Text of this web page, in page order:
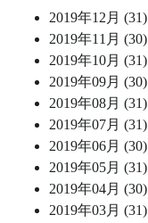
2019年12月 (31)
2019年11月 (30)
2019年10月 (31)
2019年09月 (30)
2019年08月 (31)
2019年07月 (31)
2019年06月 (30)
2019年05月 (31)
2019年04月 (30)
2019年03月 (31)